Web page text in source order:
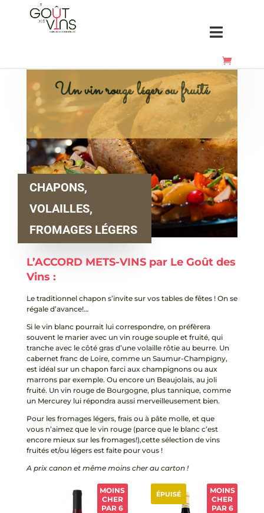
Un vin rouge léger ou fruité
CHAPONS,
VOLAILLES,
FROMAGES LÉGERS
L’ACCORD METS-VINS par Le Goût des
Vins :
Le traditionnel chapon s’invite sur vos tables de fêtes ! On se
régale d’avance!…
Si le vin blanc pourrait lui correspondre, on préfèrera
souvent le marier avec un vin rouge souple et fruité, qui
tranche avec le côté gras d’une volaille rôtie au beurre. Un
cabernet franc de Loire, comme un Saumur-Champigny,
est idéal sur un chapon farci aux champignons ou aux
marrons par exemple. Ou encore un Beaujolais, au joli
fruité. Un vin rouge de Bourgogne, plus tannique, comme
un Mercurey lui répondra aussi merveilleusement bien.
Pour les fromages légers, frais ou à pâte molle, et que
vous n’aimez que le vin rouge (parce que le blanc c’est
encore mieux sur les fromages!),cette sélection de vins
fruités et/ou légers est faite pour vous !
A prix canon et même moins cher au carton !
MOINS
CHER
PAR 6
MOINS
CHER
PAR 6
ÉPUISÉ